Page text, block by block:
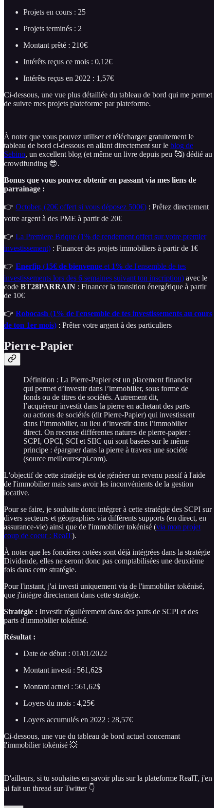
Projets en cours : 25
Projets terminés : 2
Montant prêté : 210€
Intérêts reçus ce mois : 0,12€
Intérêts reçus en 2022 : 1,57€
Ci-dessous, une vue plus détaillée du tableau de bord qui me permet
de suivre mes projets plateforme par plateforme.
À noter que vous pouvez utiliser et télécharger gratuitement le
tableau de bord ci-dessous en allant directement sur le blog de
Sebino, un excellent blog (et même un livre depuis peu 🥰) dédié au
crowdfunding 😎.
Bonus que vous pouvez obtenir en passant via mes liens de
parrainage :
👉 October, (20€ offert si vous déposez 500€) : Prêtez directement
votre argent à des PME à partir de 20€
👉 La Premiere Brique (1% de rendement offert sur votre premier
investissement) : Financer des projets immobiliers à partir de 1€
👉 Enerfip (15€ de bienvenue et 1% de l'ensemble de tes
investissements lors des 6 semaines suivant ton inscription) avec le
code BT28PARRAIN : Financer la transition énergétique à partir
de 10€
👉 Robocash (1% de l'ensemble de tes investissements au cours
de ton 1er mois) : Prêter votre argent à des particuliers
Pierre-Papier
Définition : La Pierre-Papier est un placement financier
qui permet d’investir dans l’immobilier, sous forme de
fonds ou de titres de sociétés. Autrement dit,
l’acquéreur investit dans la pierre en achetant des parts
ou actions de sociétés (dit Pierre-Papier) qui investissent
dans l’immobilier, au lieu d’investir dans l’immobilier
direct. On recense différentes natures de pierre-papier :
SCPI, OPCI, SCI et SIIC qui sont basées sur le même
principe : épargner dans la pierre à travers une société
(source meilleurescpi.com).
L'objectif de cette stratégie est de générer un revenu passif à l'aide
de l'immobilier mais sans avoir les inconvénients de la gestion
locative.
Pour se faire, je souhaite donc intégrer à cette stratégie des SCPI sur
divers secteurs et géographies via différents supports (en direct, en
assurance-vie) ainsi que de l'immobilier tokénisé (via mon projet
coup de coeur : RealT).
À noter que les foncières cotées sont déjà intégrées dans la stratégie
Dividende, elles ne seront donc pas comptabilisées une deuxième
fois dans cette stratégie.
Pour l'instant, j'ai investi uniquement via de l'immobilier tokénisé,
que j'intègre directement dans cette stratégie.
Stratégie : Investir régulièrement dans des parts de SCPI et des
parts d'immobilier tokénisé.
Résultat :
Date de début : 01/01/2022
Montant investi : 561,62$
Montant actuel : 561,62$
Loyers du mois : 4,25€
Loyers accumulés en 2022 : 28,57€
Ci-dessous, une vue du tableau de bord actuel concernant
l'immobilier tokénisé 💥
D'ailleurs, si tu souhaites en savoir plus sur la plateforme RealT, j'en
ai fait un thread sur Twitter 👇